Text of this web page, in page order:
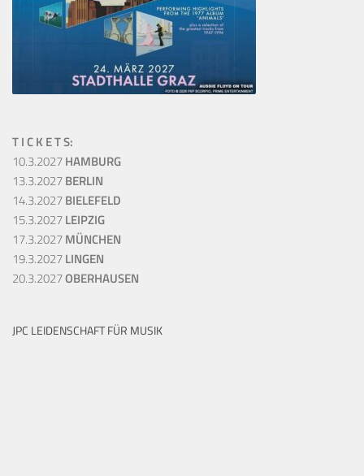
T I C K E T S:
10.3.2027HAMBURG
13.3.2027BERLIN
14.3.2027BIELEFELD
15.3.2027LEIPZIG
17.3.2027MÜNCHEN
19.3.2027LINGEN
20.3.2027OBERHAUSEN
JPC LEIDENSCHAFT FÜR MUSIK